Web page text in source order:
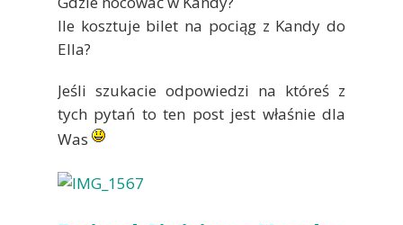
Ile kosztuje bilet na pociąg z Kandy do
Ella?
Jeśli szukacie odpowiedzi na któreś z
tych pytań to ten post jest właśnie dla
Was